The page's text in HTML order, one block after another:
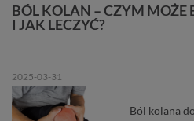
BÓL KOLAN – CZYM
I JAK LECZYĆ?
2025-03-31
Ból kolana